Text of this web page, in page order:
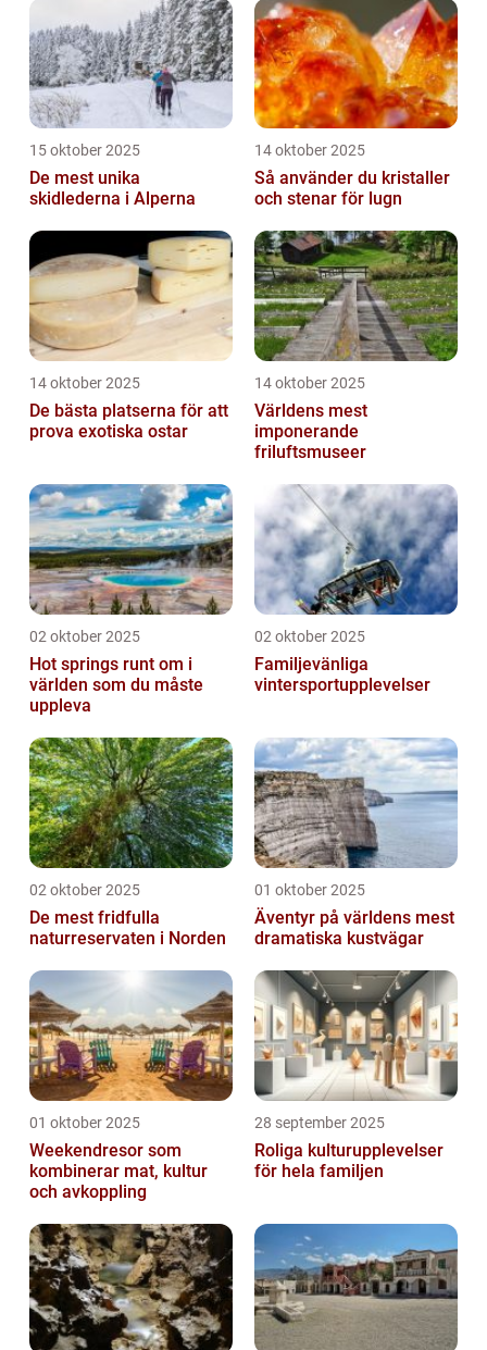
15 oktober 2025
De mest unika
skidlederna i Alperna
14 oktober 2025
Så använder du kristaller
och stenar för lugn
14 oktober 2025
De bästa platserna för att
prova exotiska ostar
14 oktober 2025
Världens mest
imponerande
friluftsmuseer
02 oktober 2025
Hot springs runt om i
världen som du måste
uppleva
02 oktober 2025
Familjevänliga
vintersportupplevelser
02 oktober 2025
De mest fridfulla
naturreservaten i Norden
01 oktober 2025
Äventyr på världens mest
dramatiska kustvägar
01 oktober 2025
Weekendresor som
kombinerar mat, kultur
och avkoppling
28 september 2025
Roliga kulturupplevelser
för hela familjen